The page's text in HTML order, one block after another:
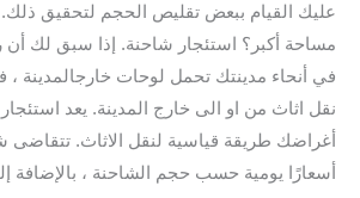
عليك القيام ببعض تقليص الحجم لتحقيق
مساحة أكبر؟ استئجار شاحنة. إذا سبق لك
في أنحاء مدينتك تحمل لوحات خارجالمدينة ،
نقل اثاث من او الى خارج المدينة. يعد
أغراضك طريقة قياسية لنقل الاثاث. تتقاضى
أسعارًا يومية حسب حجم الشاحنة ، بالإضافة